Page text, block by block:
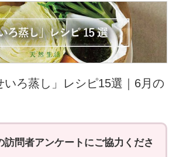
ろ蒸し」レシピ15選｜6月の